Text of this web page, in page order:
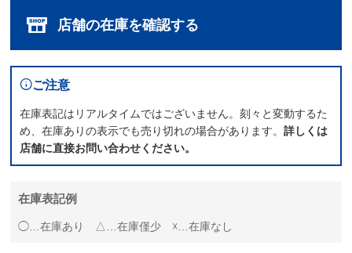
店舗の在庫を確認する
ご注意
在庫表記はリアルタイムではございません。刻々と変動するた
め、在庫ありの表示でも売り切れの場合があります。詳しくは
店舗に直接お問い合わせください。
在庫表記例
◯…在庫あり △…在庫僅少 ☓…在庫なし